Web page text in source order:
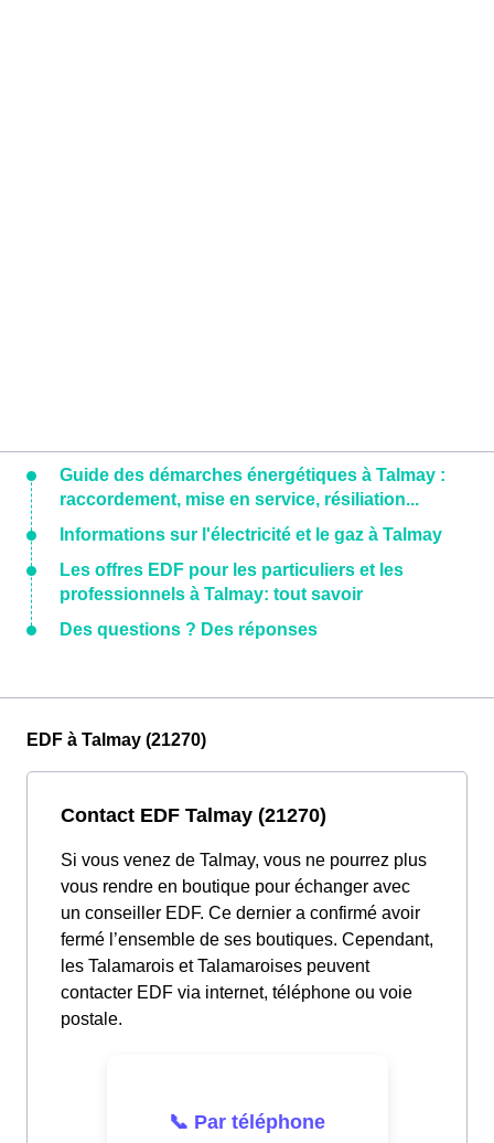
Guide des démarches énergétiques à Talmay :
raccordement, mise en service, résiliation...
Informations sur l'électricité et le gaz à Talmay
Les offres EDF pour les particuliers et les
professionnels à Talmay: tout savoir
Des questions ? Des réponses
EDF à Talmay (21270)
Contact EDF Talmay (21270)
Si vous venez de Talmay, vous ne pourrez plus
vous rendre en boutique pour échanger avec
un conseiller EDF. Ce dernier a confirmé avoir
fermé l’ensemble de ses boutiques. Cependant,
les Talamarois et Talamaroises peuvent
contacter EDF via internet, téléphone ou voie
postale.
📞 Par téléphone